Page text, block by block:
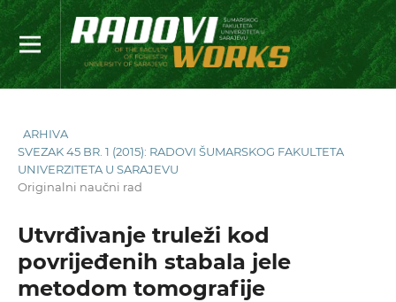
ARHIVA
SVEZAK 45 BR. 1 (2015): RADOVI ŠUMARSKOG FAKULTETA
UNIVERZITETA U SARAJEVU
Originalni naučni rad
Utvrđivanje truleži kod
povrijeđenih stabala jele
metodom tomografije